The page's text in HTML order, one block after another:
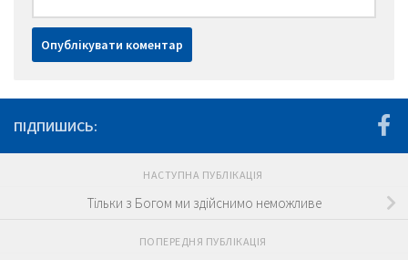
ПІДПИШИСЬ:
НАСТУПНА ПУБЛІКАЦІЯ
Тільки з Богом ми здійснимо неможливе
ПОПЕРЕДНЯ ПУБЛІКАЦІЯ